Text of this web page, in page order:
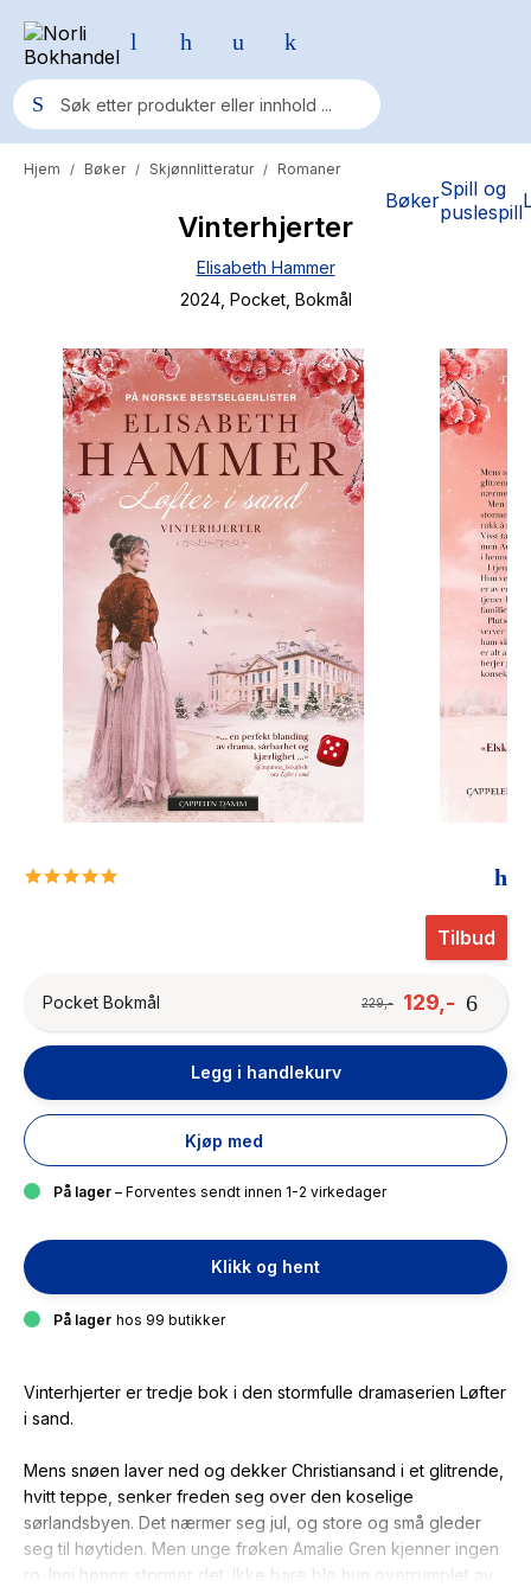
BøkerSpill og
puslespill
Populære søk
Fury Bound - Sable Sorensen
Yesteryear
Elizabeth Strout
Hitster
Hypopressiv trening
The Housemaid
Hjem / Bøker / Skjønnlitteratur / Romaner
Vinterhjerter
Elisabeth Hammer
2024, Pocket, Bokmål
5.0
Tilbud
Pocket Bokmål 129,-
229,-
Legg i handlekurv
Kjøp med
På lager – Forventes sendt innen 1-2 virkedager
Klikk og hent
På lager hos 99 butikker
Vinterhjerter er tredje bok i den stormfulle dramaserien Løfter
i sand.
Mens snøen laver ned og dekker Christiansand i et glitrende,
hvitt teppe, senker freden seg over den koselige
sørlandsbyen. Det nærmer seg jul, og store og små gleder
seg til høytiden. Men unge frøken Amalie Gren kjenner ingen
ro. Inni henne stormer det. Ikke bare ble hun overrumplet av